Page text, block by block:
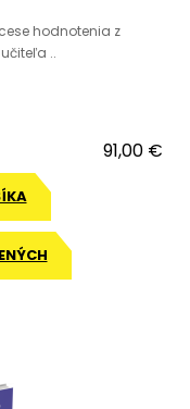
hodnotenia z
..
91,00 €